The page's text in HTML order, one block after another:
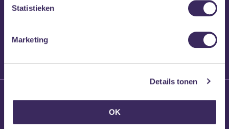
Statistieken
Marketing
Details tonen
OK
Brennt Vanneste
Willem’s Blog: Ão